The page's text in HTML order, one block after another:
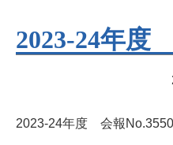
2023-24年度
2023-24年度 会報No.3550